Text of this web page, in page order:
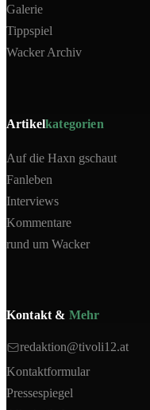
Galerie
Tippspiel
Wacker Archiv
Artikelkategorien
Auf die Haxn gschaut
Fanleben
Interviews
Kommentare
rund um Wacker
Kontakt & Mehr
redaktion@tivoli12.at
Kontaktformular
Pressespiegel